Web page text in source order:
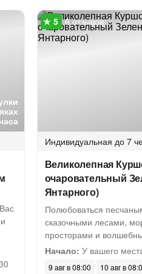
6 отзывов
Индивидуальная до 7
Великолепная
очаровательный
Янтарного)
Полюбоваться
сказочными лесами,
просторами и
Начало: У вашего
9 авг в 08:00
10 авг в